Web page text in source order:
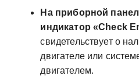
На приборной
индикатор «Check
свидетельствует о
двигателе или
двигателем.